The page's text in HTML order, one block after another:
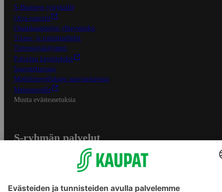
S-Business yrityksille
Oiva-raportit
Osuuskauppojen yhteystiedot
Tilaus- ja toimitusehdot
Tietosuojakäytäntö
Palvelun käyttöehdot
Saavutettavuus
Mobiilisovelluksen saavutettavuus
Mainostajalle
Muuta evästeasetuksia
S-ryhmän palvelut
Yhteishyvä Ruoka -sovellus